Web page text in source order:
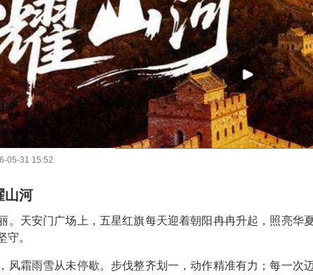
05-31 15:52
山河
。天安门广场上，五星红旗每天迎着朝阳冉冉升起，照亮华
守。
风霜雨雪从未停歇。步伐整齐划一，动作精准有力；每一次